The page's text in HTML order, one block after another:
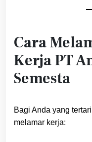
Cara
Kerja PT
Semesta
Bagi Anda yang
melamar kerja: